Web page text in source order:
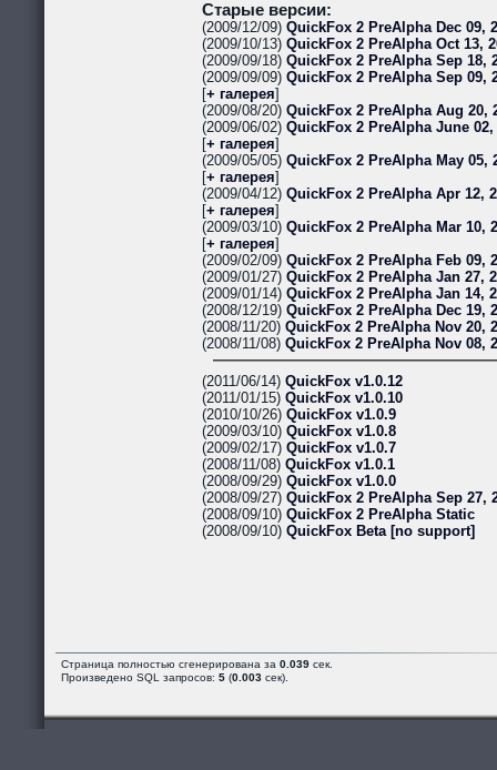
Старые версии:
(2009/12/09) QuickFox 2 PreAlpha Dec 09,
(2009/10/13) QuickFox 2 PreAlpha Oct 13,
(2009/09/18) QuickFox 2 PreAlpha Sep 18,
(2009/09/09) QuickFox 2 PreAlpha Sep 09,
[+ галерея]
(2009/08/20) QuickFox 2 PreAlpha Aug 20,
(2009/06/02) QuickFox 2 PreAlpha June 02,
[+ галерея]
(2009/05/05) QuickFox 2 PreAlpha May 05,
[+ галерея]
(2009/04/12) QuickFox 2 PreAlpha Apr 12,
[+ галерея]
(2009/03/10) QuickFox 2 PreAlpha Mar 10,
[+ галерея]
(2009/02/09) QuickFox 2 PreAlpha Feb 09,
(2009/01/27) QuickFox 2 PreAlpha Jan 27,
(2009/01/14) QuickFox 2 PreAlpha Jan 14,
(2008/12/19) QuickFox 2 PreAlpha Dec 19,
(2008/11/20) QuickFox 2 PreAlpha Nov 20,
(2008/11/08) QuickFox 2 PreAlpha Nov 08,
(2011/06/14) QuickFox v1.0.12
(2011/01/15) QuickFox v1.0.10
(2010/10/26) QuickFox v1.0.9
(2009/03/10) QuickFox v1.0.8
(2009/02/17) QuickFox v1.0.7
(2008/11/08) QuickFox v1.0.1
(2008/09/29) QuickFox v1.0.0
(2008/09/27) QuickFox 2 PreAlpha Sep 27,
(2008/09/10) QuickFox 2 PreAlpha Static
(2008/09/10) QuickFox Beta [no support]
Страница полностью сгенерирована за 0.039 сек.
Произведено SQL запросов: 5 (0.003 сек).